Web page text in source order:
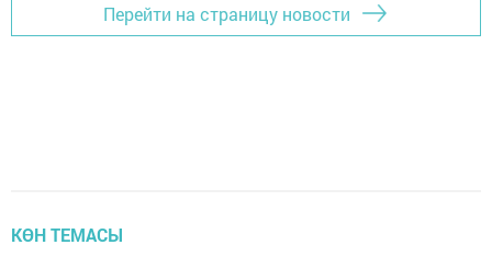
Перейти на страницу новости
КӨН ТЕМАСЫ